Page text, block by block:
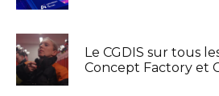
Le CGDIS sur tous
Concept Factory et